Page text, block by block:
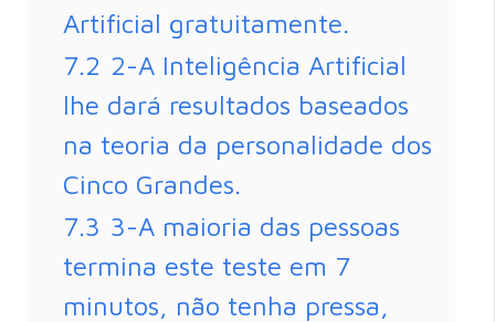
Artificial gratuitamente.
7.2 2-A Inteligência Artificial
lhe dará resultados baseados
na teoria da personalidade dos
Cinco Grandes.
7.3 3-A maioria das pessoas
termina este teste em 7
minutos, não tenha pressa,